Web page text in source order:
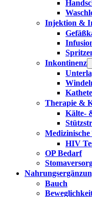
Injektion &
Inkontinenz
Therapie &
Kälte-
HIV
OP Bedarf
Bauch